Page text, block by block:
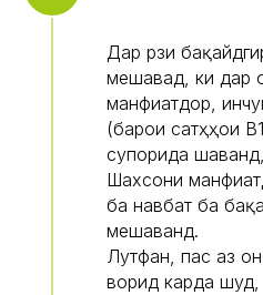
Дар рӯзи
мешавад, ки дар
манфиатдор,
(барои сатҳҳои
супорида
Шахсони
ба навбат ба
мешаванд.
Лутфан, пас аз
ворид карда шуд,